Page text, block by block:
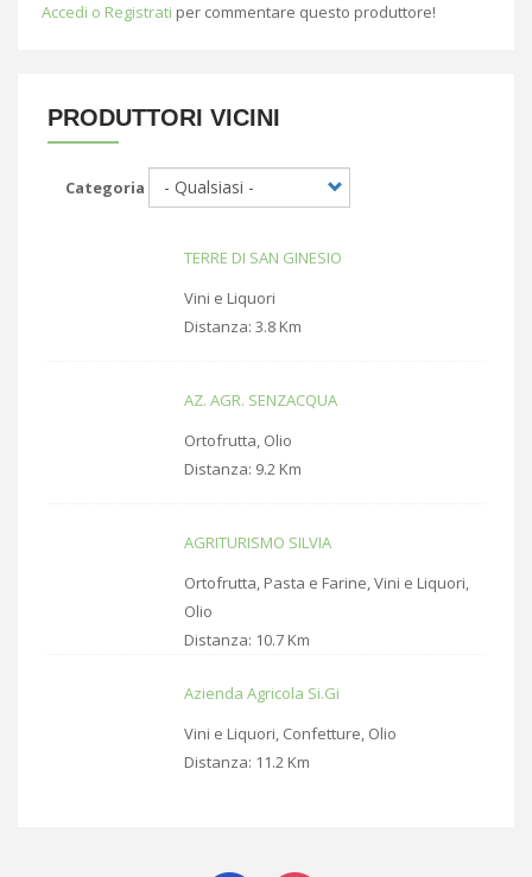
Accedi o Registrati per commentare questo produttore!
PRODUTTORI VICINI
Categoria
TERRE DI SAN GINESIO
Vini e Liquori
Distanza: 3.8 Km
AZ. AGR. SENZACQUA
Ortofrutta, Olio
Distanza: 9.2 Km
AGRITURISMO SILVIA
Ortofrutta, Pasta e Farine, Vini e Liquori,
Olio
Distanza: 10.7 Km
Azienda Agricola Si.Gi
Vini e Liquori, Confetture, Olio
Distanza: 11.2 Km